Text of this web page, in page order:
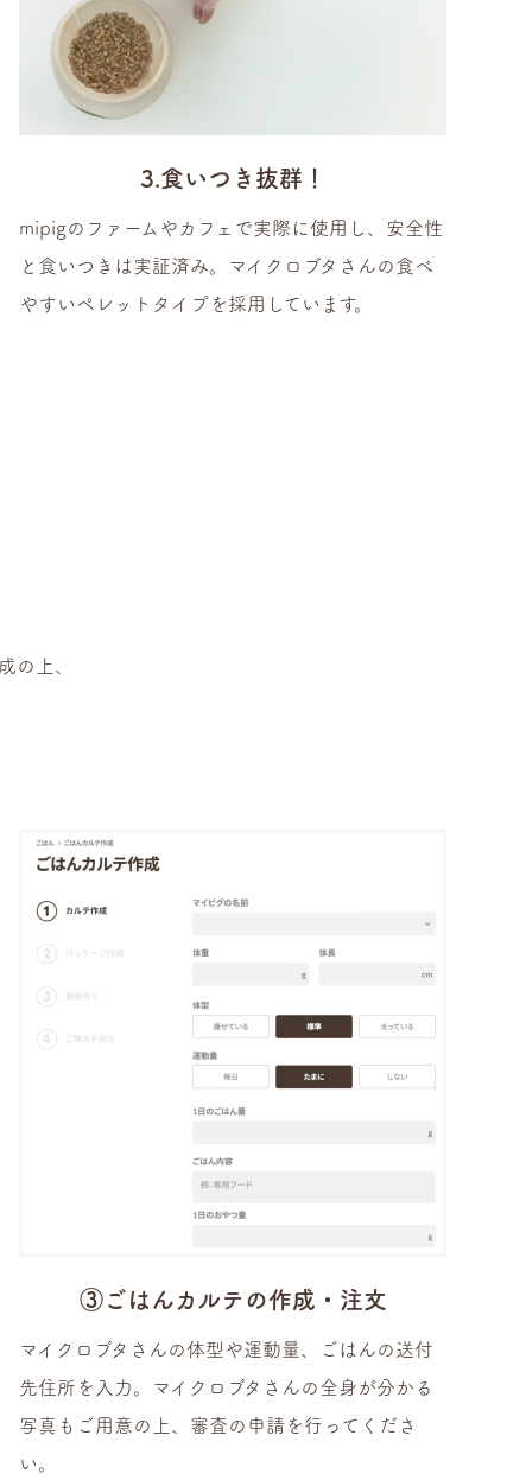
3.食いつき抜群！
mipigのファームやカフェで実際に使用し、安全性
と食いつきは実証済み。マイクロブタさんの食べ
やすいペレットタイプを採用しています。
の上、
③ごはんカルテの作成・注文
マイクロブタさんの体型や運動量、ごはんの送付
先住所を入力。マイクロブタさんの全身が分かる
写真もご用意の上、審査の申請を行ってくださ
い。